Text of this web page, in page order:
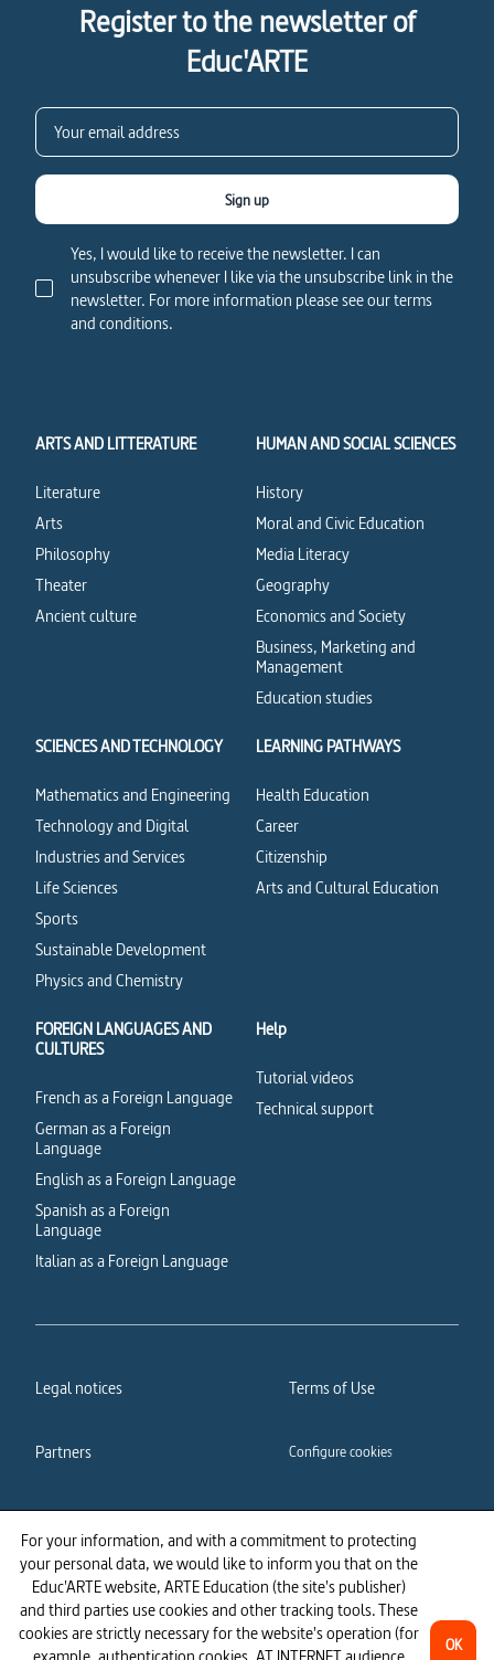
For your information, and with a commitment to protecting
your personal data, we would like to inform you that on the
Educ'ARTE website, ARTE Education (the site's publisher)
and third parties use cookies and other tracking tools. These
cookies are strictly necessary for the website's operation (for
OK
Register to the newsletter of
Educ'ARTE
Yes, I would like to receive the newsletter. I can
unsubscribe whenever I like via the unsubscribe link in the
newsletter. For more information please see our terms
and conditions.
Sign up
ARTS AND LITTERATURE
Literature
Arts
Philosophy
Theater
Ancient culture
HUMAN AND SOCIAL SCIENCES
History
Moral and Civic Education
Media Literacy
Geography
Economics and Society
Business, Marketing and
Management
Education studies
SCIENCES AND TECHNOLOGY
Mathematics and Engineering
Technology and Digital
Industries and Services
Life Sciences
Sports
Sustainable Development
Physics and Chemistry
LEARNING PATHWAYS
Health Education
Career
Citizenship
Arts and Cultural Education
FOREIGN LANGUAGES AND
CULTURES
French as a Foreign Language
German as a Foreign
Language
English as a Foreign Language
Spanish as a Foreign
Language
Italian as a Foreign Language
Help
Tutorial videos
Technical support
Legal notices Terms of Use
Partners Configure cookies
Cookies policy Privacy policy
Accessibility: partially
compliant